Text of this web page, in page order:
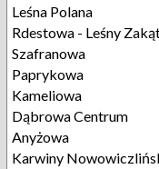
Leśna Polana
Rdestowa - Leśny
Szafranowa
Paprykowa
Kameliowa
Dąbrowa Centrum
Anyżowa
Karwiny